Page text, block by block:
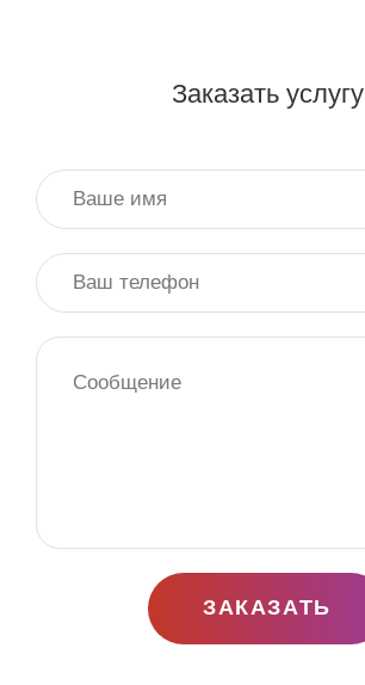
Заказать услугу
ЗАКАЗАТЬ